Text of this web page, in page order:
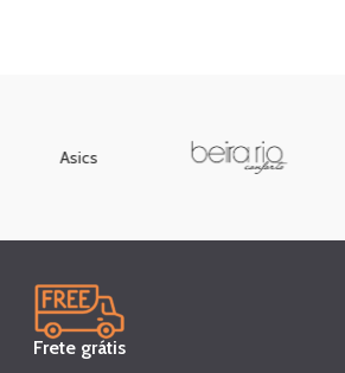
Asics
Frete grátis